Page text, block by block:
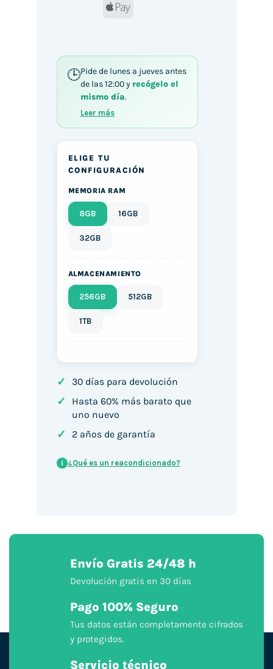
Apple
Pide de lunes a jueves antes
de las 12:00 y recógelo el
mismo día.
Leer más
ELIGE TU
CONFIGURACIÓN
MEMORIA RAM
8GB 16GB
32GB
ALMACENAMIENTO
256GB 512GB
1TB
✓ 30 días para devolución
✓
Hasta 60% más barato que
uno nuevo
✓ 2 años de garantía
i ¿Qué es un reacondicionado?
Envío Gratis 24/48 h
Devolución gratis en 30 días
Pago 100% Seguro
Tus datos están completamente cifrados
y protegidos.
Servicio técnico